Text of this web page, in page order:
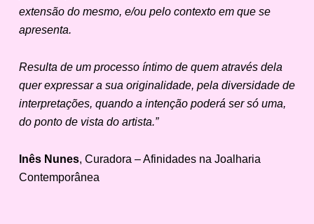
extensão do mesmo, e/ou pelo contexto em que se
apresenta.
Resulta de um processo íntimo de quem através dela
quer expressar a sua originalidade, pela diversidade de
interpretações, quando a intenção poderá ser só uma,
do ponto de vista do artista.”
Inês Nunes, Curadora – Afinidades na Joalharia
Contemporânea